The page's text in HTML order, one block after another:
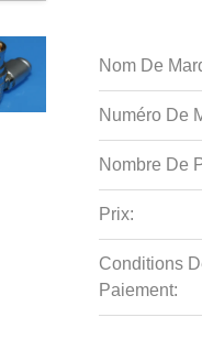
Nom De
Numéro De
Nombre De
Prix:
Conditions
Paiement: